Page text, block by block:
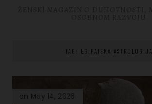
TAG: EGIPATSKA ASTROLOGIJA
on May 14, 2026